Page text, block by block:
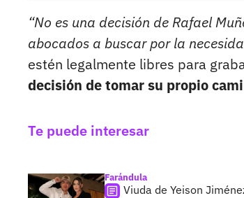
“No es una decisión de Rafael
abocados a buscar por la
estén legalmente libres para
decisión de tomar su propio
Te puede interesar
Farándula
Viuda de Yeison